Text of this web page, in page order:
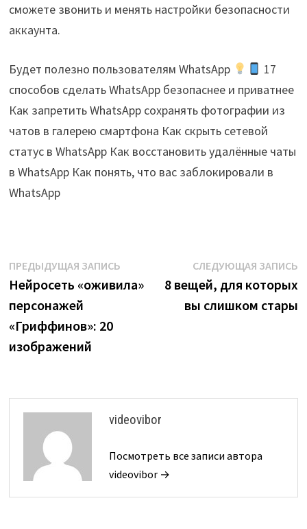
сможете звонить и менять настройки безопасности
аккаунта.
Будет полезно пользователям WhatsApp
17
способов сделать WhatsApp безопаснее и приватнее
Как запретить WhatsApp сохранять фотографии из
чатов в галерею смартфона Как скрыть сетевой
статус в WhatsApp Как восстановить удалённые чаты
в WhatsApp Как понять, что вас заблокировали в
WhatsApp
Навигация
по
записям
ПРЕДЫДУЩАЯ ЗАПИСЬПредыдущая
запись:
Нейросеть «оживила»
персонажей
«Гриффинов»: 20
изображений
СЛЕДУЮЩАЯ ЗАПИСЬ
8 вещей, для которых
вы слишком стары
videovibor
Посмотреть все записи автора
videovibor →